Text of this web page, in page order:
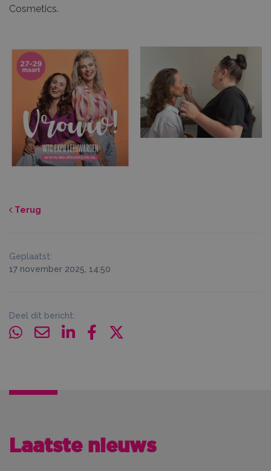
Terug
Geplaatst:
17 november 2025, 14:50
Deel dit bericht:
Cosmetics.
Laatste nieuws